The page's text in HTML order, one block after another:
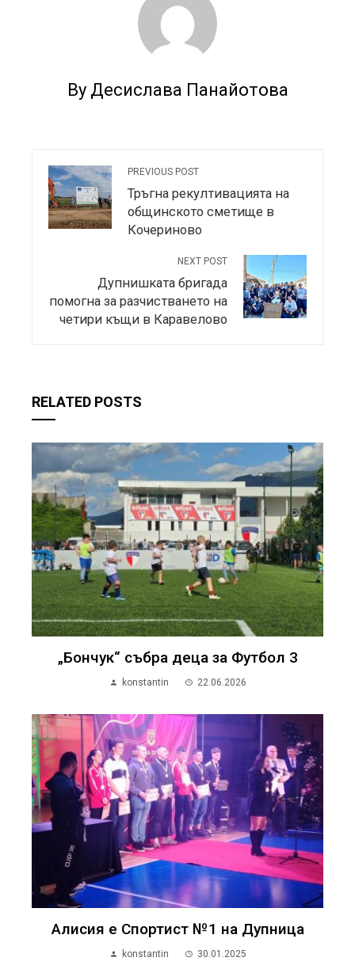
By Десислава Панайотова
PREVIOUS POST
Тръгна рекултивацията на
общинското сметище в
Кочериново
NEXT POST
Дупнишката бригада
помогна за разчистването на
четири къщи в Каравелово
RELATED POSTS
„Бончук“ събра деца за Футбол 3
konstantin 22.06.2026
Алисия е Спортист №1 на Дупница
konstantin 30.01.2025